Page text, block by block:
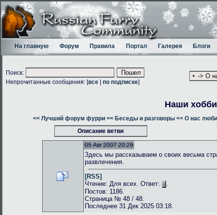
На главную Форум Правила Портал Галерея Блоги
Поиск:
Непрочитанные сообщения: [все по подписке]
Наши хобби
<< Лучший форум фурри << Беседы и разговоры << О нас
Описание ветви
05 Авг 2007 20:29
Здесь мы рассказываем о своих весьма
развлечения.
[RSS]
Чтение: Для всех. Ответ:
.
Постов: 1186.
Страница № 48 / 48.
Последнее 31 Дек 2025 03:18.